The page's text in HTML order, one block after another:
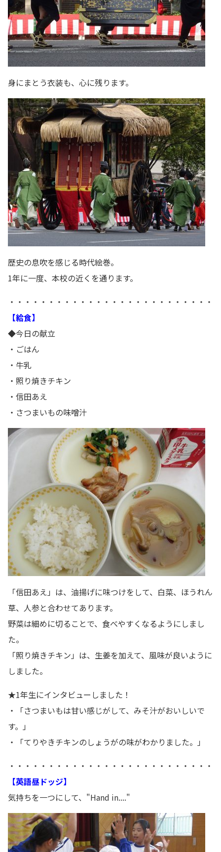
身にまとう衣装も、心に残ります。
歴史の息吹を感じる時代絵巻。
1年に一度、本校の近くを通ります。
・・・・・・・・・・・・・・・・・・・・・・・・・・
【給食】
◆今日の献立
・ごはん
・牛乳
・照り焼きチキン
・信田あえ
・さつまいもの味噌汁
「信田あえ」は、油揚げに味つけをして、白菜、ほうれん
草、人参と合わせてあります。
野菜は細めに切ることで、食べやすくなるようにしまし
た。
「照り焼きチキン」は、生姜を加えて、風味が良いように
しました。
★1年生にインタビューしました！
・「さつまいもは甘い感じがして、みそ汁がおいしいで
す。」
・「てりやきチキンのしょうがの味がわかりました。」
・・・・・・・・・・・・・・・・・・・・・・・・・・
【英語昼ドッジ】
気持ちを一つにして、"Hand in...."